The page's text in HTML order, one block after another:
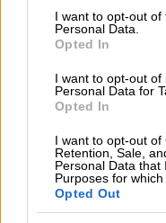
consent section.
I want to opt-out of
Personal Data.
Opted In
I want to opt-out of
Personal Data for
Opted In
I want to opt-out of
Retention, Sale,
Personal Data that
Purposes for which
Opted Out
καταστήματα
Ο στόχος για το
άνοιγμα των
παρουσία του
περιορισμούς
εξαίρεση τους